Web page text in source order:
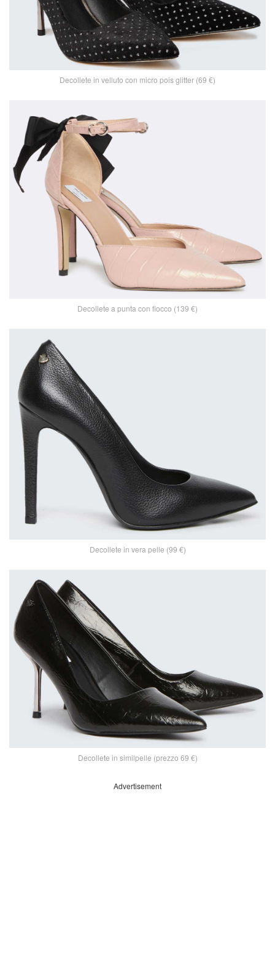
Decollete in velluto con micro pois glitter (69 €)
Decollete a punta con fiocco (139 €)
Decollete in vera pelle (99 €)
Decollete in similpelle (prezzo 69 €)
Advertisement